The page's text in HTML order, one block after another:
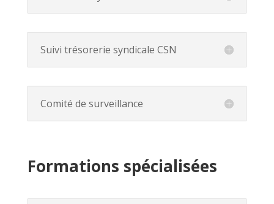
Suivi trésorerie syndicale CSN
Comité de surveillance
Formations spécialisées